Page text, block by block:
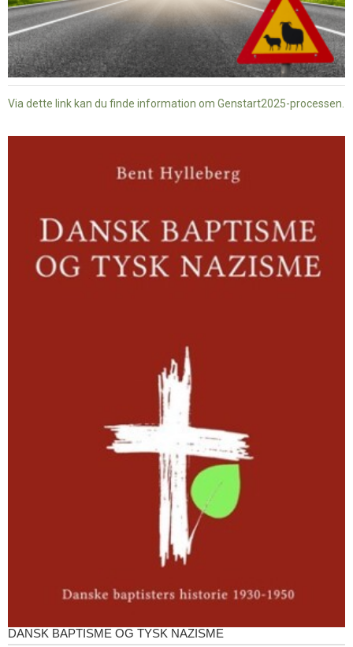
Via dette link kan du finde information om Genstart2025-processen.
DANSK BAPTISME OG TYSK NAZISME